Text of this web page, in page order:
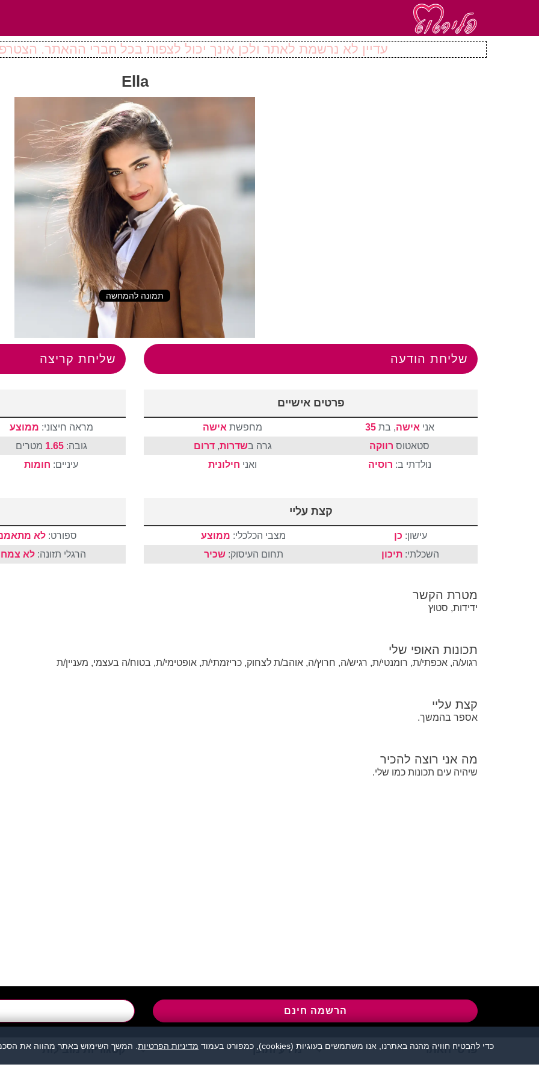
עדיין לא נרשמת לאתר ולכן אינך יכול לצפות בכל חברי ההאתר.
Ella
תמונה להמחשה
שליחת הודעה שליחת קריצה
פרטים אישיים
אני אישה, בת35 מחפשת אישה
סטאטוס רווקה גרה בשדרות,דרום
נולדתי ב: רוסיה ואני חילונית
מראה חיצוני: ממוצע
גובה:1.65 מטרים
עיניים: חומות
קצת עליי
עישון: כן מצבי הכלכלי: ממוצע
השכלתי: תיכון תחום העיסוק:שכיר
ספורט: לא
הרגלי תזונה: לא
מטרת הקשר
ידידות, סטוץ
תכונות האופי שלי
רגוע/ה, אכפתי/ת, רומנטי/ת, רגיש/ה, חרוץ/ה, אוהב/ת לצחוק, כריזמתי/ת, אופטימי/ת, בטוח/ה בעצמי, מעניין/ת
קצת עליי
אספר בהמשך.
מה אני רוצה להכיר
שיהיה עים תכונות כמו שלי.
הרשמה חינם04-8558924
פרטי האתר מידע ותוכן קטגוריות מובילות כדי להבטיח חוויה מהנה באתרנו, אנו משתמשים בעוגיות (cookies), כמפורט בעמוד מדיניות הפרטיות . המשך השימוש באתר מהווה את